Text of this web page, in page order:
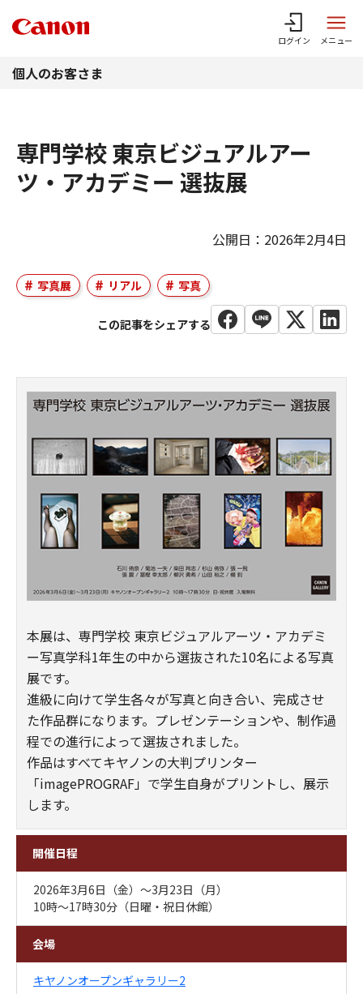
ログイン メニュー
個人のお客さま
専門学校 東京ビジュアルアー
ツ・アカデミー 選抜展
公開日：2026年2月4日
写真展 リアル 写真
本展は、専門学校 東京ビジュアルアーツ・アカデミ
ー写真学科1年生の中から選抜された10名による写真
展です。
進級に向けて学生各々が写真と向き合い、完成させ
た作品群になります。プレゼンテーションや、制作過
程での進行によって選抜されました。
作品はすべてキヤノンの大判プリンター
「imagePROGRAF」で学生自身がプリントし、展示
します。
開催日程
会場
2026年3月6日（金）～3月23日（月）
10時～17時30分（日曜・祝日休館）
キヤノンオープンギャラリー2